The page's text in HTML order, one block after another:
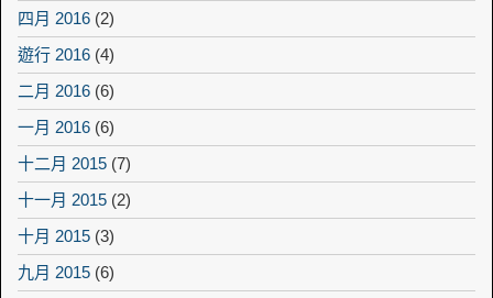
四月 2016 (2)
遊行 2016 (4)
二月 2016 (6)
一月 2016 (6)
十二月 2015 (7)
十一月 2015 (2)
十月 2015 (3)
九月 2015 (6)